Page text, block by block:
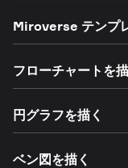
Miroverse テンプ
フローチャートを描
円グラフを描く
ベン図を描く